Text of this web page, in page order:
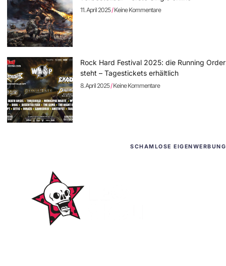
11. April 2025 Keine Kommentare
Rock Hard Festival 2025: die Running Order
steht – Tagestickets erhältlich
8. April 2025 Keine Kommentare
SCHAMLOSE EIGENWERBUNG